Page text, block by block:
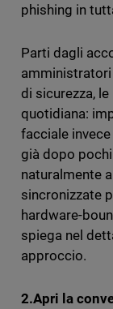
phishing in
Parti dagli
amministratori
di sicurezza,
quotidiana:
facciale
già dopo
naturalmente
sincronizzate
hardware-
spiega nel
approccio.
2.Apri la